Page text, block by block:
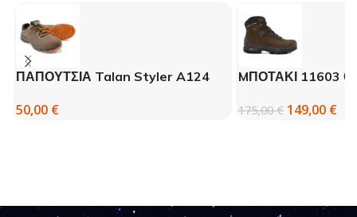
ΠΑΠΟΥΤΣΙΑ Talan Styler A124
50,00 €
MΠΟΤΑΚΙ 11603
175,00€ 149,00 €